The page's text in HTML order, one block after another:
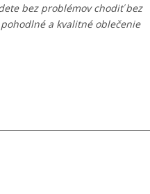
bez problémov chodiť bez
a kvalitné oblečenie